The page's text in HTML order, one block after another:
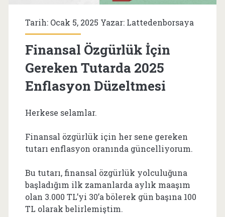
Tarih: Ocak 5, 2025 Yazar: Lattedenborsaya
Finansal Özgürlük İçin
Gereken Tutarda 2025
Enflasyon Düzeltmesi
Herkese selamlar.
Finansal özgürlük için her sene gereken
tutarı enflasyon oranında güncelliyorum.
Bu tutarı, finansal özgürlük yolculuğuna
başladığım ilk zamanlarda aylık maaşım
olan 3.000 TL’yi 30’a bölerek gün başına 100
TL olarak belirlemiştim.